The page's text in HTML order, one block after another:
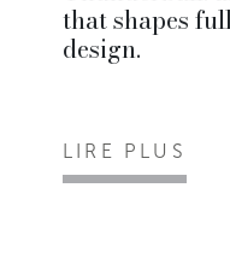
that shapes
design.
LIRE PLUS